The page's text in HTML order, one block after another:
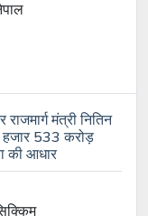
मंत्री नितिन
हजार 533 करोड़
की आधार